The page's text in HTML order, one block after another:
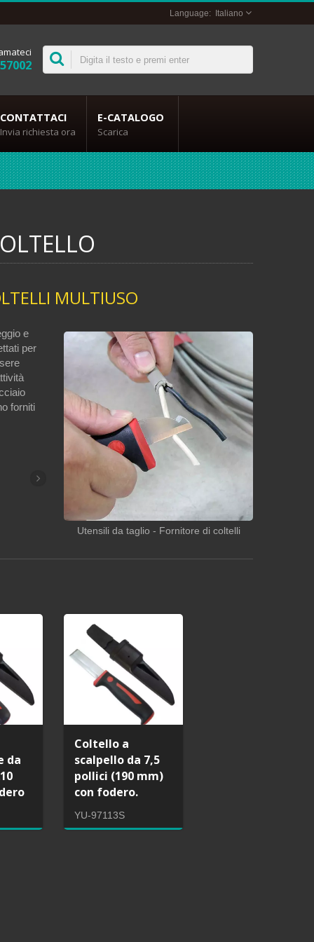
Italiano
CONTATTACI
Invia richiesta ora
E-CATALOGO
Scarica
MULTIUSO
Utensili da taglio - Fornitore di coltelli
e
per
forniti
da
Coltello a
scalpello da 7,5
pollici (190 mm)
con fodero.
YU-97113S